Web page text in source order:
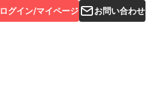
ログイン/マイページ お問い合わせ